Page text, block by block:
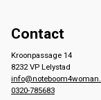
Contact
Kroonpassage 14
8232 VP Lelystad
0320-785683